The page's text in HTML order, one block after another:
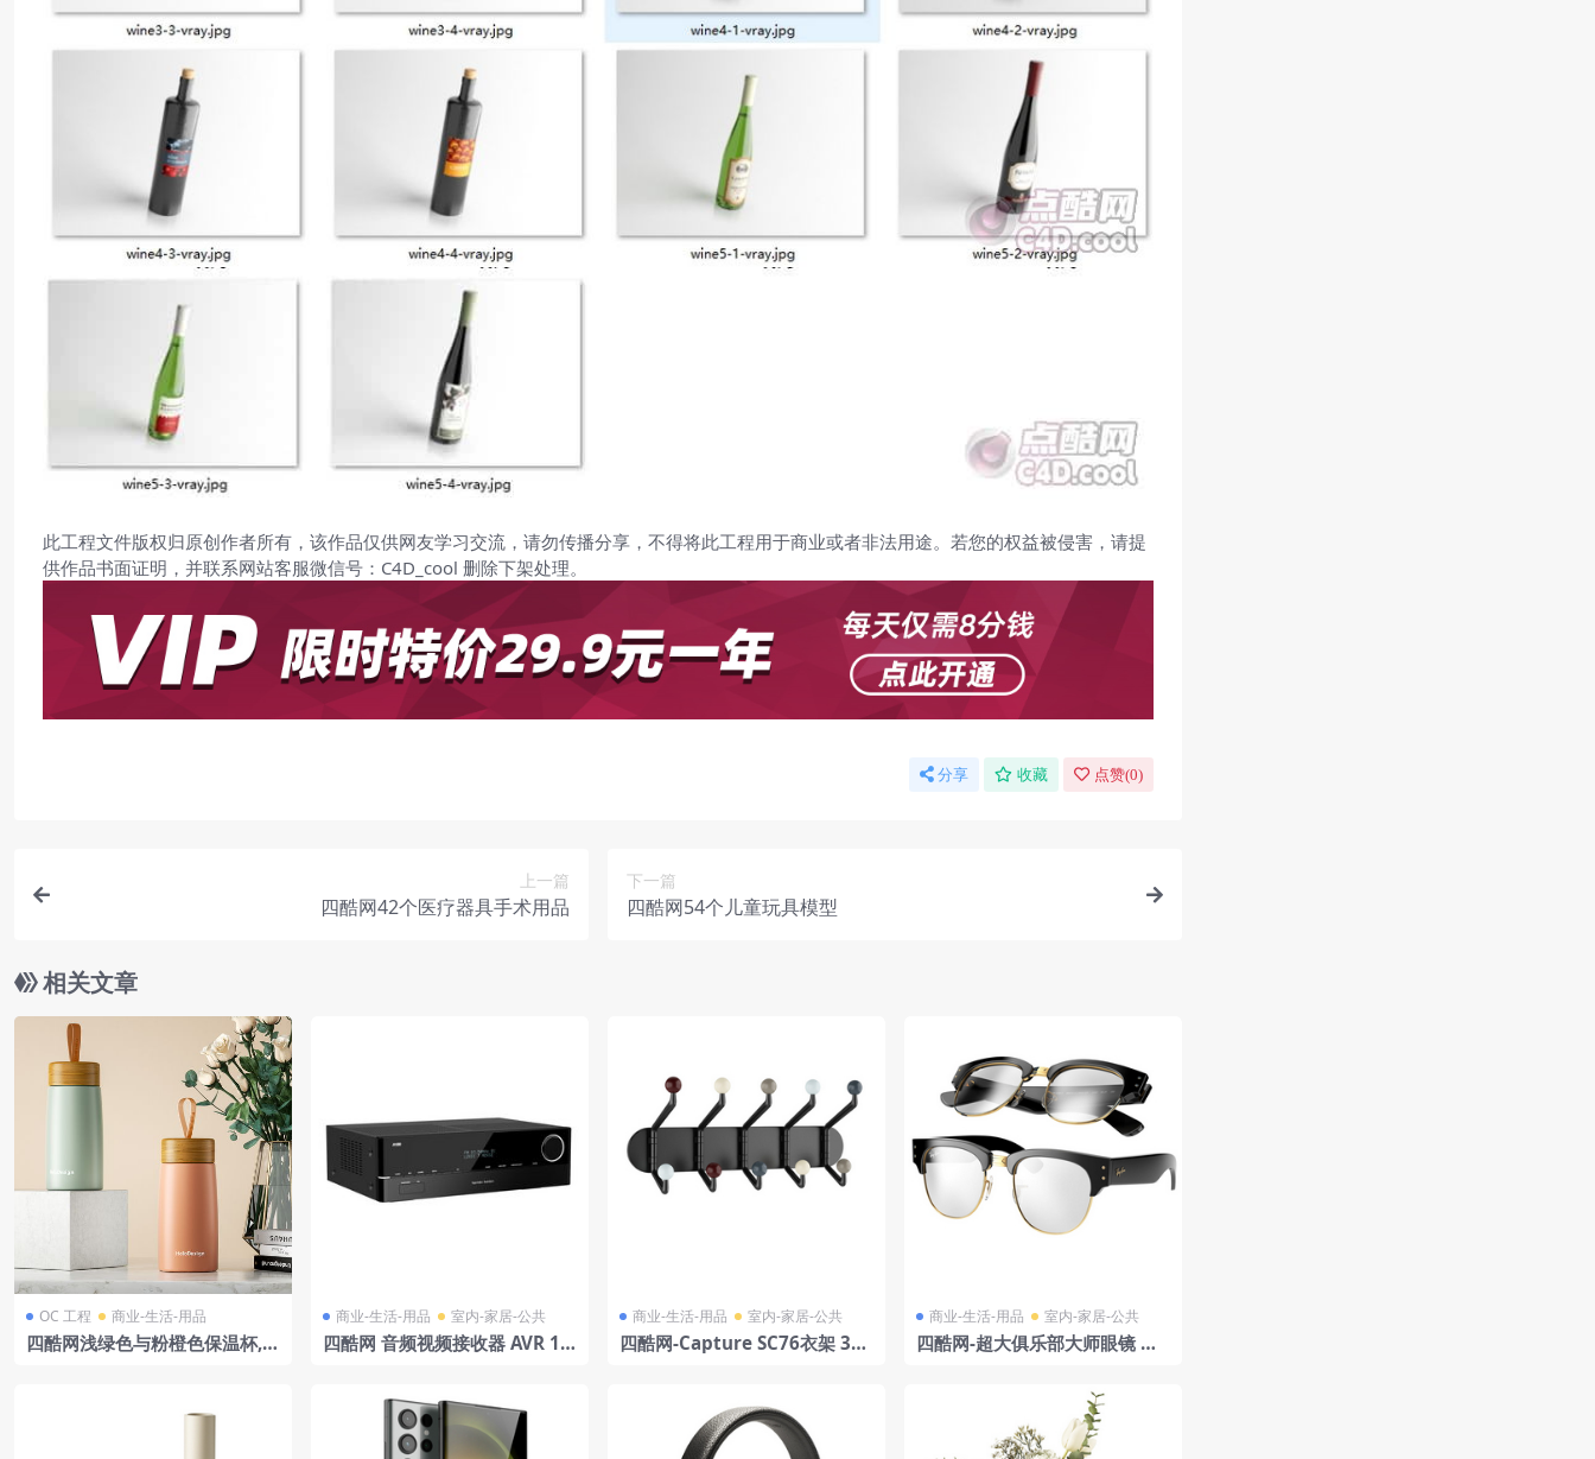
此工程文件版权归原创作者所有，该作品仅供网友学习交流，请勿传播分享，不得将此工程用于商业或者非法用途。若您的权益被侵害，请提
供作品书面证明，并联系网站客服微信号：C4D_cool 删除下架处理。
分享 收藏 点赞(0)
上一篇
四酷网42个医疗器具手术用品
下一篇
四酷网54个儿童玩具模型
相关文章
OC 工程 商业-生活-用品
四酷网浅绿色与粉橙色保温杯,花
商业-生活-用品 室内-家居-公共
四酷网 音频视频接收器 AVR 17
商业-生活-用品 室内-家居-公共
四酷网-Capture SC76衣架 3D
商业-生活-用品 室内-家居-公共
四酷网-超大俱乐部大师眼镜 近